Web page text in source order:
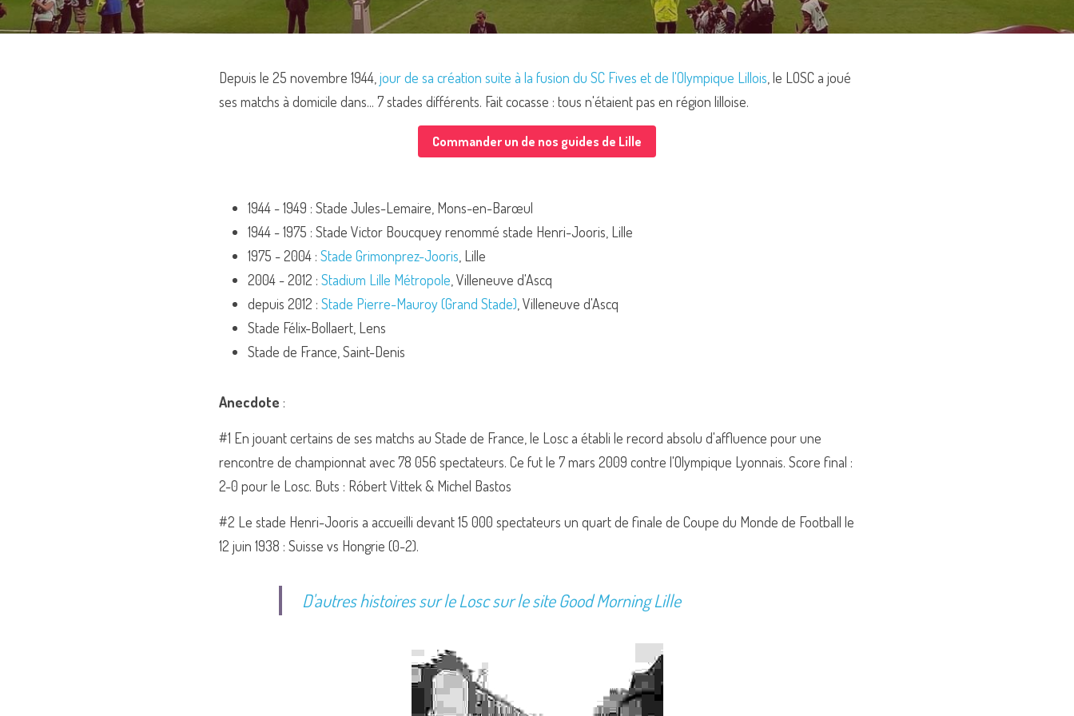
Depuis le 25 novembre 1944, jour de sa création suite à la fusion du SC Fives et de l'Olympique Lillois , le LOSC a joué
ses matchs à domicile dans... 7 stades différents. Fait cocasse : tous n'étaient pas en région lilloise.
Commander un de nos guides de Lille
1944 - 1949 : Stade Jules-Lemaire, Mons-en-Barœul
1944 - 1975 : Stade Victor Boucquey renommé stade Henri-Jooris, Lille
1975 - 2004 : Stade Grimonprez-Jooris , Lille
2004 - 2012 : Stadium Lille Métropole , Villeneuve d'Ascq
depuis 2012 : Stade Pierre-Mauroy (Grand Stade) , Villeneuve d'Ascq
Stade Félix-Bollaert, Lens
Stade de France, Saint-Denis
Anecdote :
#1 En jouant certains de ses matchs au Stade de France, le Losc a établi le record absolu d'affluence pour une
rencontre de championnat avec 78 056 spectateurs. Ce fut le 7 mars 2009 contre l'Olympique Lyonnais. Score final :
2-0 pour le Losc. Buts : Róbert Vittek & Michel Bastos
#2 Le stade Henri-Jooris a accueilli devant 15 000 spectateurs un quart de finale de Coupe du Monde de Football le
12 juin 1938 : Suisse vs Hongrie (0-2).
D'autres histoires sur le Losc sur le site Good Morning Lille